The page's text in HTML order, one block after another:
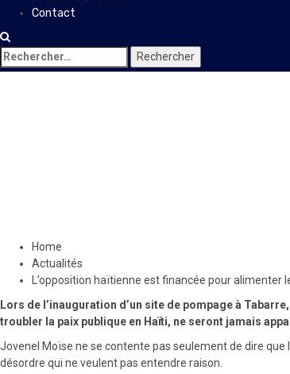
Contact
Rechercher :
Home
Actualités
L’opposition haïtienne est financée pour
Lors de l’inauguration d’un site de pompage à
troubler la paix publique en Haïti, ne seront jamais
Jovenel Moïse ne se contente pas seulement de dire que
désordre qui ne veulent pas entendre raison.